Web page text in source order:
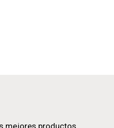
mejores productos